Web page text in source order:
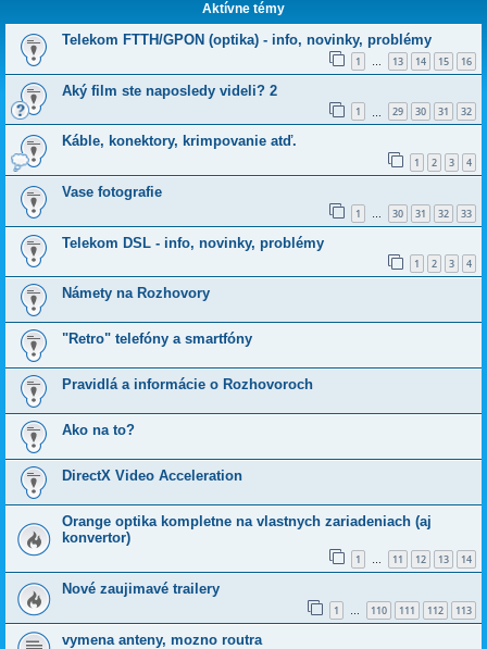
Aktívne témy
Telekom FTTH/GPON (optika) - info, novinky, problémy
1 … 13 14 15 16
Aký film ste naposledy videli? 2
1 29 30 31 32
Káble, konektory, krimpovanie atď.
1 2 3 4
Vase fotografie
1 … 30 31 32 33
Telekom DSL - info, novinky, problémy
1 2 3 4
Námety na Rozhovory
"Retro" telefóny a smartfóny
Pravidlá a informácie o Rozhovoroch
Ako na to?
DirectX Video Acceleration
Orange optika kompletne na vlastnych zariadeniach (aj
konvertor)
1 … 11 12 13 14
Nové zaujimavé trailery
1 … 110 111 112 113
vymena anteny, mozno routra